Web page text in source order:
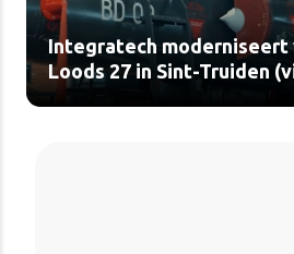
Integratech
Loods 27 in Sint-Truiden